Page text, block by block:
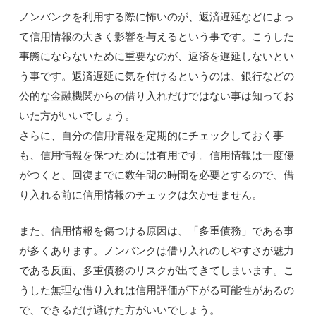
ノンバンクを利用する際に怖いのが、返済遅延などによっ
て信用情報の大きく影響を与えるという事です。こうした
事態にならないために重要なのが、返済を遅延しないとい
う事です。返済遅延に気を付けるというのは、銀行などの
公的な金融機関からの借り入れだけではない事は知ってお
いた方がいいでしょう。
さらに、自分の信用情報を定期的にチェックしておく事
も、信用情報を保つためには有用です。信用情報は一度傷
がつくと、回復までに数年間の時間を必要とするので、借
り入れる前に信用情報のチェックは欠かせません。
また、信用情報を傷つける原因は、「多重債務」である事
が多くあります。ノンバンクは借り入れのしやすさが魅力
である反面、多重債務のリスクが出てきてしまいます。こ
うした無理な借り入れは信用評価が下がる可能性があるの
で、できるだけ避けた方がいいでしょう。